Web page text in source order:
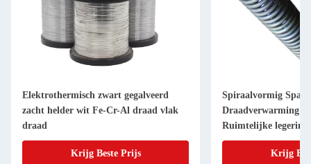
Elektrothermisch zwart gegalveerd
zacht helder wit Fe-Cr-Al draad vlak
draad
Krijg Beste Prijs
Spiraalvormig
Draadverwarming
Ruimtelijke
Krijg